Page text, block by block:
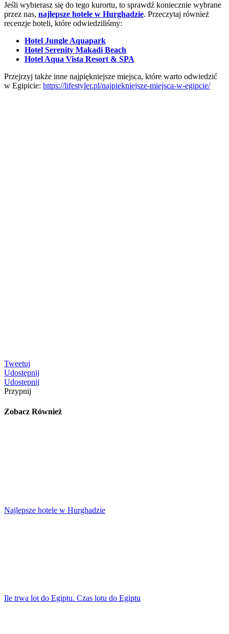
Jeśli wybierasz się do tego kurortu, to sprawdź koniecznie wybrane
przez nas, najlepsze hotele w Hurghadzie. Przeczytaj również
recenzje hoteli, które odwiedziliśmy:
Hotel Jungle Aquapark
Hotel Serenity Makadi Beach
Hotel Aqua Vista Resort & SPA
Przejrzyj także inne najpiękniejsze miejsca, które warto odwiedzić
w Egipicie: https://lifestyler.pl/najpiekniejsze-miejsca-w-egipcie/
Tweetuj
Udostępnij
Udostępnij
Przypnij
Zobacz Również
Najlepsze hotele w Hurghadzie
Ile trwa lot do Egiptu. Czas lotu do Egiptu